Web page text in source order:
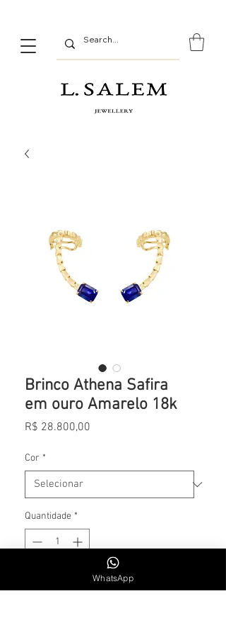
Brinco Athena Safira
em ouro Amarelo 18k
R$ 28.800,00
Cor *
Quantidade *
Adicionar ao carrinho
WhatsApp